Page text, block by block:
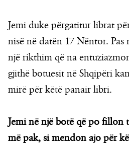
Jemi duke përgatitur librat
nisë në datën 17 Nëntor. Pas
një rikthim që na
gjithë botuesit në Shqipëri
mirë për këtë panair libri.
Jemi në një botë që po fillon
më pak, si mendon ajo për